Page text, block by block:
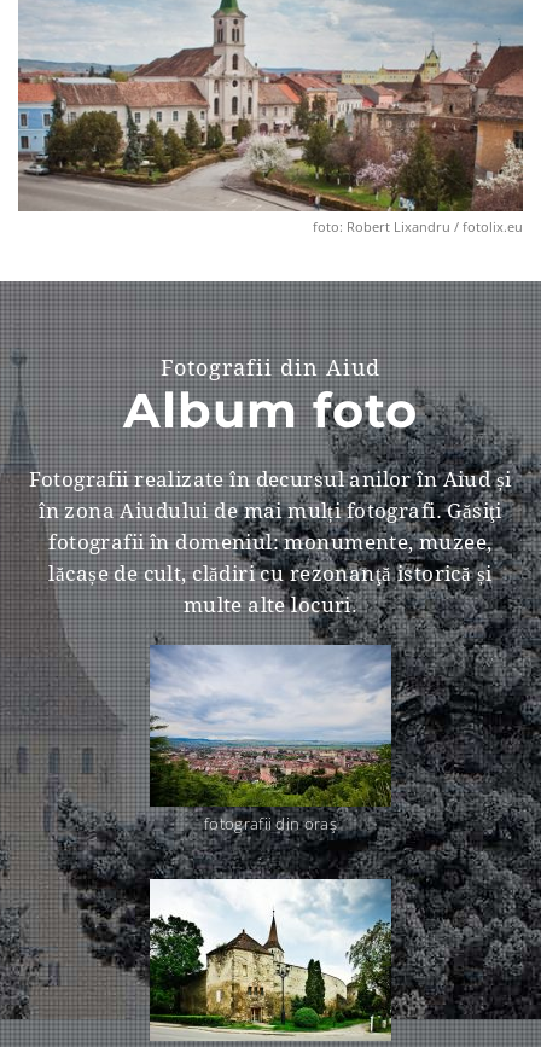
foto: Robert Lixandru / fotolix.eu
Fotografii din Aiud
Album foto
Fotografii realizate în decursul anilor în Aiud și
în zona Aiudului de mai mulți fotografi. Găsiţi
fotografii în domeniul: monumente, muzee,
lăcașe de cult, clădiri cu rezonanţă istorică și
multe alte locuri.
fotografii din oraş